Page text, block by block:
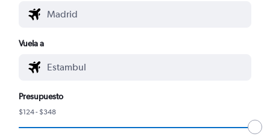
Vuela a
Presupuesto
$124 - $348